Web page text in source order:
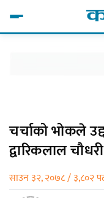
चर्चाको भोकले
द्वारिकलाल चौधरी
साउन ३२, २०७८ / ३,८०२